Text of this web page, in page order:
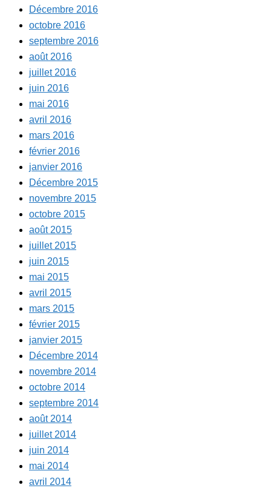
Décembre 2016
octobre 2016
septembre 2016
août 2016
juillet 2016
juin 2016
mai 2016
avril 2016
mars 2016
février 2016
janvier 2016
Décembre 2015
novembre 2015
octobre 2015
août 2015
juillet 2015
juin 2015
mai 2015
avril 2015
mars 2015
février 2015
janvier 2015
Décembre 2014
novembre 2014
octobre 2014
septembre 2014
août 2014
juillet 2014
juin 2014
mai 2014
avril 2014